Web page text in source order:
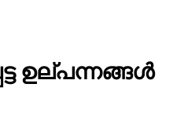
ഉല്പന്നങ്ങൾ